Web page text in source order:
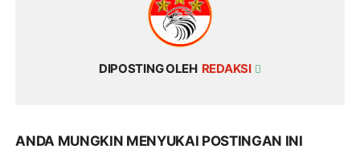
DIPOSTING OLEH REDAKSI
ANDA MUNGKIN MENYUKAI POSTINGAN INI